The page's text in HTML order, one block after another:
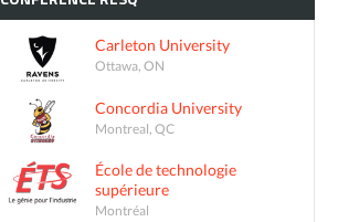
Carleton University
Ottawa, ON
Concordia University
Montreal, QC
École de technologie
supérieure
Montréal